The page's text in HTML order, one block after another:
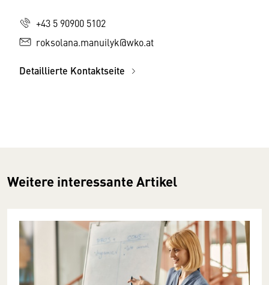
+43 5 90900 5102
roksolana.manuilyk@wko.at
Detaillierte Kontaktseite
Weitere interessante Artikel